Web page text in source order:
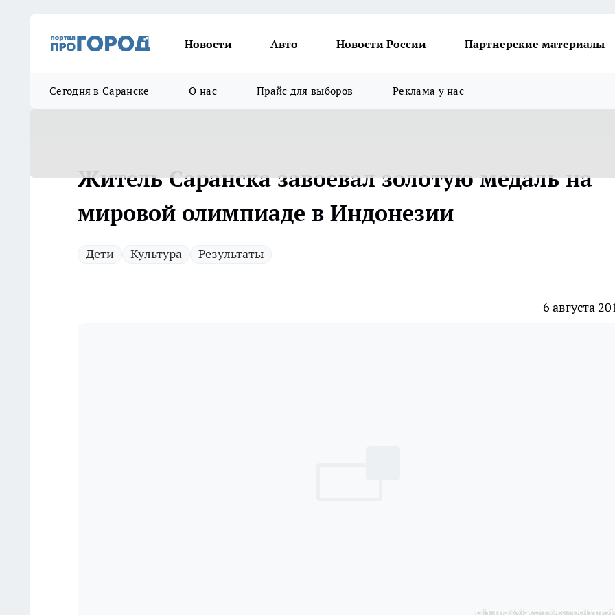
Новости Авто Новости России Партнерские материалы
Сегодня в Саранске О нас Прайс для выборов Реклама у нас
Житель Саранска завоевал золотую медаль на
мировой олимпиаде в Индонезии
Дети Культура Результаты
6 августа
с http://vk.com/